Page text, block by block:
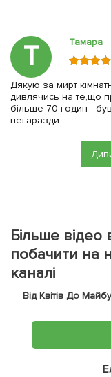
Т Тамара
Дякую за мирт
дивлячись на те,що
більше 70 годин -
негаразди
Більше
побачити на
каналі
Від Квітів До